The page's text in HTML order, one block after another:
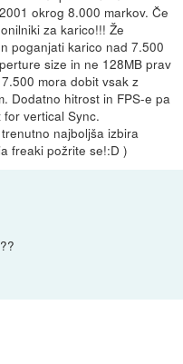
okrog 8.000 markov. Če
za karico!!! Že
poganjati karico nad 7.500
size in ne 128MB prav
mora dobit vsak z
Dodatno hitrost in FPS-e pa
vertical Sync.
najboljša izbira
freaki požrite se!:D )